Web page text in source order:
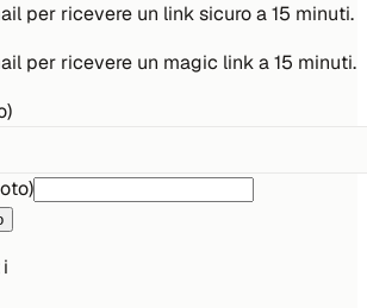
per ricevere un link sicuro a 15 minuti.
per ricevere un magic link a 15 minuti.